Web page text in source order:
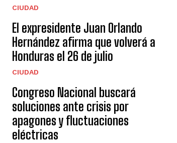
CIUDAD
El expresidente Juan Orlando
Hernández afirma que volverá a
Honduras el 26 de julio
CIUDAD
Congreso Nacional buscará
soluciones ante crisis por
apagones y fluctuaciones
eléctricas